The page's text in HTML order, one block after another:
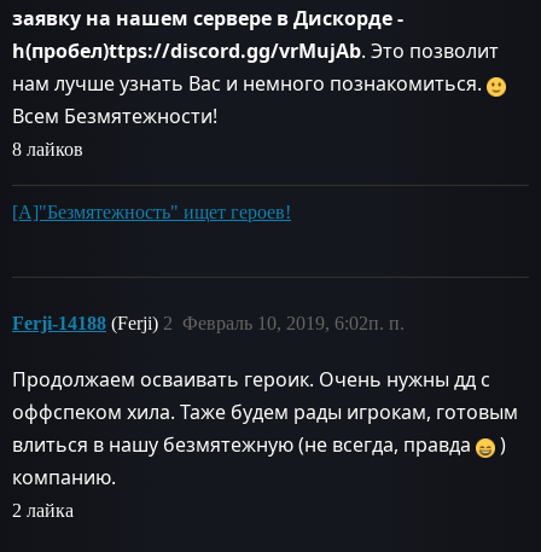
заявку на нашем сервере в Дискорде -
h(пробел)ttps://discord.gg/vrMujAb. Это позволит
нам лучше узнать Вас и немного познакомиться.
Всем Безмятежности!
8 лайков
[А]"Безмятежность" ищет героев!
Ferji-14188 (Ferji) Февраль 10, 2019, 6:02п. п.
2
Продолжаем осваивать героик. Очень нужны дд с
оффспеком хила. Таже будем рады игрокам, готовым
влиться в нашу безмятежную (не всегда, правда
)
компанию.
2 лайка